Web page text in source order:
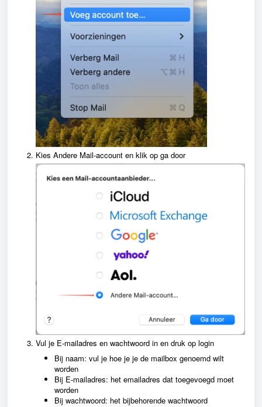
Kies Andere Mail-account en klik op ga door
Vul je E-mailadres en wachtwoord in en druk op login
Bij naam: vul je hoe je je de mailbox genoemd wilt
worden
Bij E-mailadres: het emailadres dat toegevoegd moet
worden
Bij wachtwoord: het bijbehorende wachtwoord